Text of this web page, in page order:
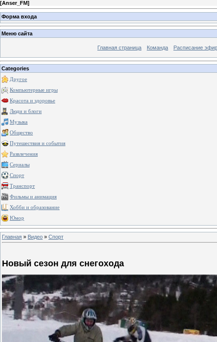
[Anser_FM]
Форма входа
Меню сайта
Главная страница Команда Расписание
Categories
Другое
Компьютерные игры
Красота и здоровье
Люди и блоги
Музыка
Общество
Путешествия и события
Развлечения
Сериалы
Спорт
Транспорт
Фильмы и анимация
Хобби и образование
Юмор
Главная » Видео » Спорт
Новый сезон для снегохода